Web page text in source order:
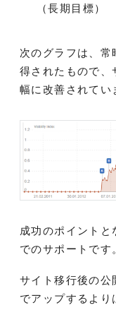
（長期目標）
次のグラフは、常
得されたもので、
幅に改善されてい
成功のポイント
でのサポートです
サイト移行後の公
でアップするよ